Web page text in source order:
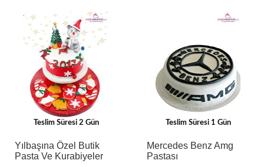
Teslim Süresi 2 Gün
Yılbaşına Özel Butik
Pasta Ve Kurabiyeler
Teslim Süresi 1 Gün
Mercedes Benz Amg
Pastası